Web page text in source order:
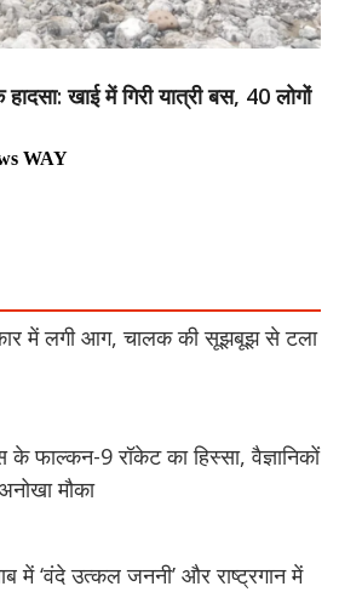
खाई में गिरी यात्री बस, 40 लोगों
WAY
में लगी आग, चालक की सूझबूझ से टला
फाल्कन-9 रॉकेट का हिस्सा, वैज्ञानिकों
मौका
में ‘वंदे उत्कल जननी’ और राष्ट्रगान में